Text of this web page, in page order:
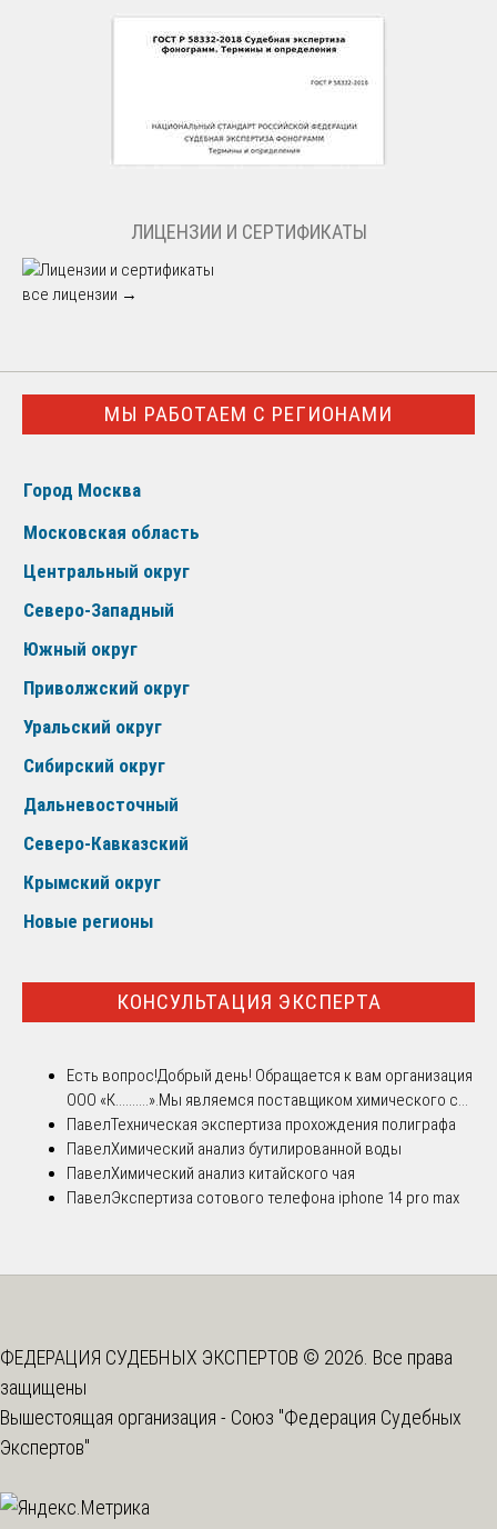
ЛИЦЕНЗИИ И СЕРТИФИКАТЫ
все лицензии →
МЫ РАБОТАЕМ С РЕГИОНАМИ
Город Москва
Московская область
Центральный округ
Северо-Западный
Южный округ
Приволжский округ
Уральский округ
Сибирский округ
Дальневосточный
Северо-Кавказский
Крымский округ
Новые регионы
КОНСУЛЬТАЦИЯ ЭКСПЕРТА
Есть вопрос!Добрый день! Обращается к вам организация
ООО «К..........».Мы являемся поставщиком химического с...
ПавелТехническая экспертиза прохождения полиграфа
ПавелХимический анализ бутилированной воды
ПавелХимический анализ китайского чая
ПавелЭкспертиза сотового телефона iphone 14 pro max
ФЕДЕРАЦИЯ СУДЕБНЫХ ЭКСПЕРТОВ © 2026. Все права
защищены
Вышестоящая организация - Союз "Федерация Судебных
Экспертов"